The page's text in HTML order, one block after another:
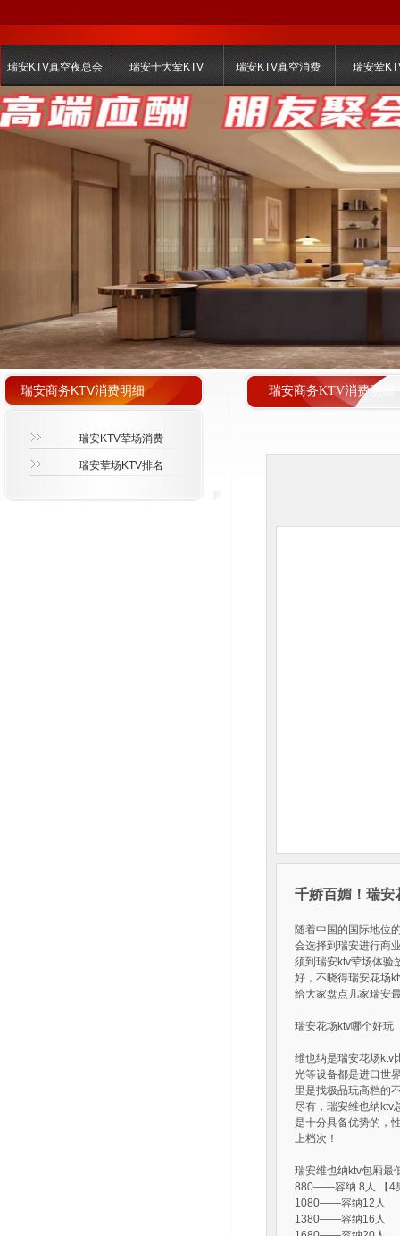
瑞安KTV真空夜总会 瑞安十大荤KTV 瑞安KTV真空消费 瑞安荤
瑞安商务KTV消费明细
瑞安商务KTV消费明细
瑞安KTV荤场消费
瑞安荤场KTV排名
千娇百媚！瑞
随着中国的国际地位
会选择到瑞安进行商
须到瑞安ktv荤场体验
好，不晓得瑞安花场
给大家盘点几家瑞安
瑞安花场ktv哪个好玩
维也纳是瑞安花场ktv
光等设备都是进口世
里是找极品玩高档的
尽有，瑞安维也纳ktv
是十分具备优势的，
上档次！
瑞安维也纳ktv包厢最
880——容纳 8人 【4
1080——容纳12人
1380——容纳16人